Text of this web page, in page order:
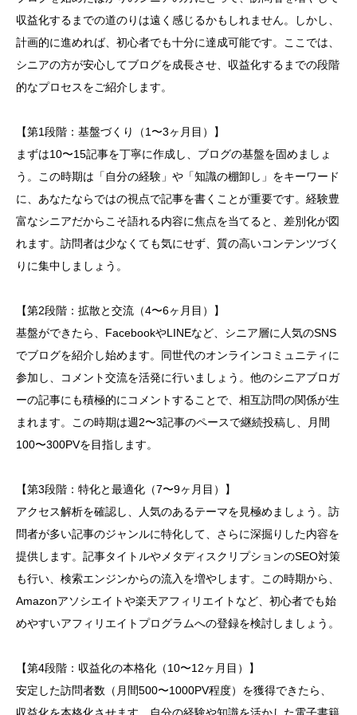
収益化するまでの道のりは遠く感じるかもしれません。しかし、
計画的に進めれば、初心者でも十分に達成可能です。ここでは、
シニアの方が安心してブログを成長させ、収益化するまでの段階
的なプロセスをご紹介します。
【第1段階：基盤づくり（1〜3ヶ月目）】
まずは10〜15記事を丁寧に作成し、ブログの基盤を固めましょ
う。この時期は「自分の経験」や「知識の棚卸し」をキーワード
に、あなたならではの視点で記事を書くことが重要です。経験豊
富なシニアだからこそ語れる内容に焦点を当てると、差別化が図
れます。訪問者は少なくても気にせず、質の高いコンテンツづく
りに集中しましょう。
【第2段階：拡散と交流（4〜6ヶ月目）】
基盤ができたら、FacebookやLINEなど、シニア層に人気のSNS
でブログを紹介し始めます。同世代のオンラインコミュニティに
参加し、コメント交流を活発に行いましょう。他のシニアブロガ
ーの記事にも積極的にコメントすることで、相互訪問の関係が生
まれます。この時期は週2〜3記事のペースで継続投稿し、月間
100〜300PVを目指します。
【第3段階：特化と最適化（7〜9ヶ月目）】
アクセス解析を確認し、人気のあるテーマを見極めましょう。訪
問者が多い記事のジャンルに特化して、さらに深掘りした内容を
提供します。記事タイトルやメタディスクリプションのSEO対策
も行い、検索エンジンからの流入を増やします。この時期から、
Amazonアソシエイトや楽天アフィリエイトなど、初心者でも始
めやすいアフィリエイトプログラムへの登録を検討しましょう。
【第4段階：収益化の本格化（10〜12ヶ月目）】
安定した訪問者数（月間500〜1000PV程度）を獲得できたら、
収益化を本格化させます。自分の経験や知識を活かした電子書籍